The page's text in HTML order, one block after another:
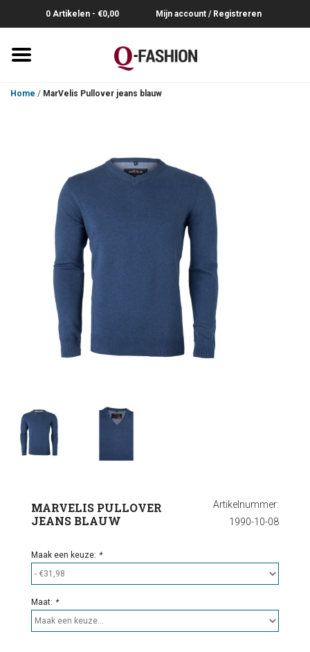
0 Artikelen - €0,00 Mijn account / Registreren
Truien-Pullovers
Ondergoed
Home / MarVelis Pullover jeans blauw
Artikelnummer:
1990-10-08
MARVELIS PULLOVER
JEANS BLAUW
Maak een keuze: *
Maat: *